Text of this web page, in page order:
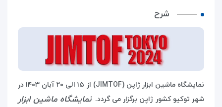
شرح
نمایشگاه ماشین ابزار ژاپن (JIMTOF)
از ۱۵ الی ۲۰ آبان ۱۴۰۳ در
شهر توکیو کشور ژاپن برگزار می گردد. نمایشگاه ماشین ابزار